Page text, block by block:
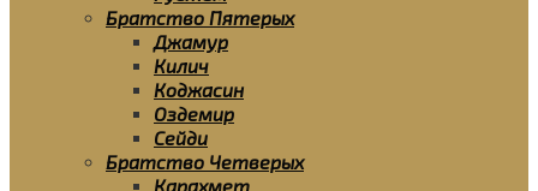
Братство Пятерых
Джамур
Килич
Коджасин
Оздемир
Сейди
Братство Четверых
Карахмет